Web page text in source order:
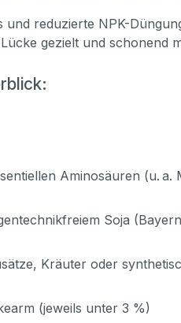
und reduzierte NPK-
gezielt und
Aminosäuren (u.
Soja
Kräuter oder
(jeweils unter 3 %)